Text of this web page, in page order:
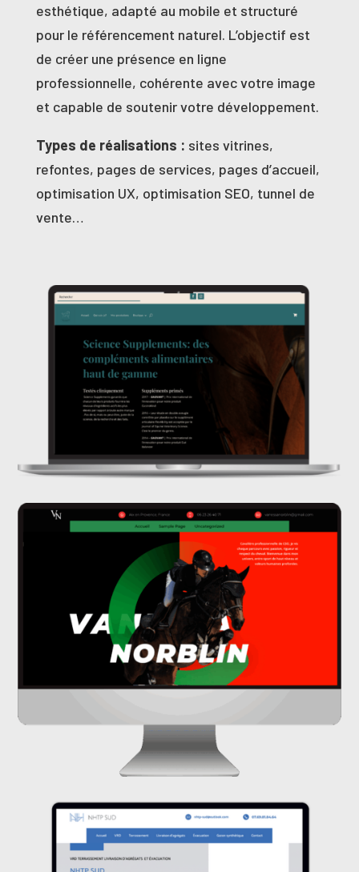
esthétique, adapté au mobile et structuré
pour le référencement naturel. L’objectif est
de créer une présence en ligne
professionnelle, cohérente avec votre image
et capable de soutenir votre développement.
Types de réalisations : sites vitrines,
refontes, pages de services, pages d’accueil,
optimisation UX, optimisation SEO, tunnel de
vente…